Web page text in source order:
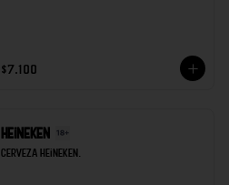
$7.100
Heineken
Cerveza heineken.